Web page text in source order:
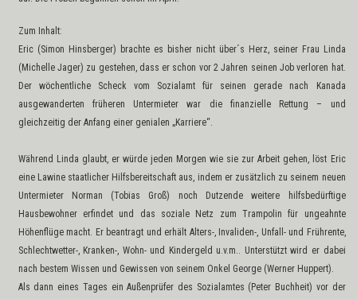
Zum Inhalt:
Eric (Simon Hinsberger) brachte es bisher nicht über´s Herz, seiner Frau Linda
(Michelle Jager) zu gestehen, dass er schon vor 2 Jahren seinen Job verloren hat.
Der wöchentliche Scheck vom Sozialamt für seinen gerade nach Kanada
ausgewanderten früheren Untermieter war die finanzielle Rettung – und
gleichzeitig der Anfang einer genialen „Karriere“.
Während Linda glaubt, er würde jeden Morgen wie sie zur Arbeit gehen, löst Eric
eine Lawine staatlicher Hilfsbereitschaft aus, indem er zusätzlich zu seinem neuen
Untermieter Norman (Tobias Groß) noch Dutzende weitere hilfsbedürftige
Hausbewohner erfindet und das soziale Netz zum Trampolin für ungeahnte
Höhenflüge macht. Er beantragt und erhält Alters-, Invaliden-, Unfall- und Frührente,
Schlechtwetter-, Kranken-, Wohn- und Kindergeld u.v.m.. Unterstützt wird er dabei
nach bestem Wissen und Gewissen von seinem Onkel George (Werner Huppert).
Als dann eines Tages ein Außenprüfer des Sozialamtes (Peter Buchheit) vor der